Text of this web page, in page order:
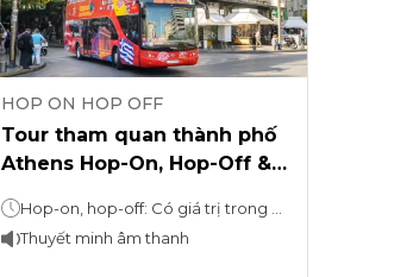
HOP ON HOP OFF
Tour tham quan thành phố
Athens Hop-On, Hop-Off &
Thuyết minh âm thanh